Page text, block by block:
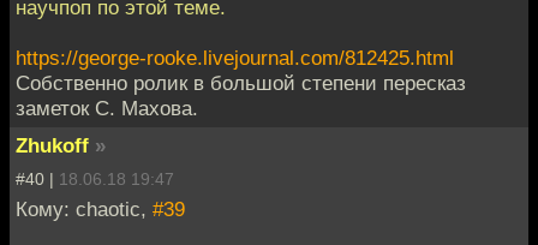
научпоп по этой теме.
https://george-rooke.livejournal.com/812425.html
Собственно ролик в большой степени пересказ
заметок С. Махова.
Zhukoff »
#40 | 18.06.18 19:47
Кому: chaotic, #39